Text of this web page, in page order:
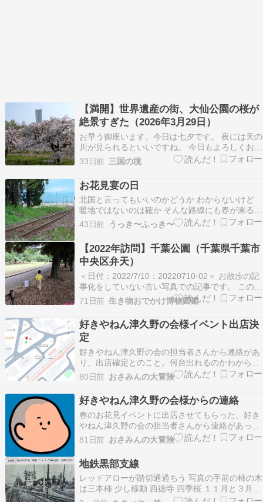
【満開】世界遺産の街、大仙公園の桜が
絶景すぎた（2026年3月29日）
お早う御座います。今日は七夕です。 夜には天の
川が見られるといいですね。 今日もよろしくお願
いします。 大阪府の今日の天気予報 ☁｜☀ 最高
予想気温 ３０℃（堺市 ５時１０分 ２２．０℃）
【満開】世界遺産の街、大仙公園の桜が絶景すぎ
た????（2026年3月29日） 2026…
33日前 三国の境
お花見宴の日
北国と言ってもいいのかどうか わからないけど
暖地ではないのは確か そんな路線にも春が来る
フラワー長井線の名の通りの季節が来た 白兎駅を
出てほぼ直線で 羽前成田駅に入る お花見宴に持
ってこいの 桜ラッピング いいですね～ ＊2026.4
山形鉄道フラワー長井線 羽前成田 背後は…
43日前 うっき〜ふっき〜
【2022年訪問】千葉公園（千葉県千葉市
中央区弁天）
＜日付：2022/7/10：20220710-02＞ お散歩の記
事化をしていない古い写真での記事です。 この時
期は、千葉公園改修前の状態の場所が多く、道路
形状なども現在と違います。 護国神社が移転し
た跡の、いわゆるお花見エリア、桜の古木が多く
子供を遊ばせるのには、ちょっと危険…
71日前 生き物おでかけ博物図鑑
好きやねん津久野の会様イベント出店決
定
好きやねん津久野の会の担当者さんから連絡があ
り、出店確定とのこと。何台出れるのかわからん
けど、日ごろ出店している業者を優先的に出すこ
とになったらしい。言うても、年に１回春のお花
見イベントだけやけど。イベントは夜に行われ
る。場所はＪＲ津久野駅の前で、ストリートビュ
ーで見た感じ、どこ…
80日前 おさみんの大冒険
好きやねん津久野の会様からの連絡
春のお花見イベントに出店させてもらった、好き
やねん津久野の会の担当者さんから連絡があっ
た。春に加えて、夏も出ませんか？と言われてい
たので、一応、8/30日は予定を空けていて、かず
こさんと聖樹の予定も抑えてある。どうやら、
8/30と言う日程は確定したものの、出店候補者が
多数らしく、…
81日前 おさみんの大冒険
地鉄黒部支線
レッドアローが踏切通過ちう 写真の手前の柿の木
は三本柿 少し移動 西徳寺 四季桜 １１月と３月の
２回満開になるという もう花は終了してて葉桜で